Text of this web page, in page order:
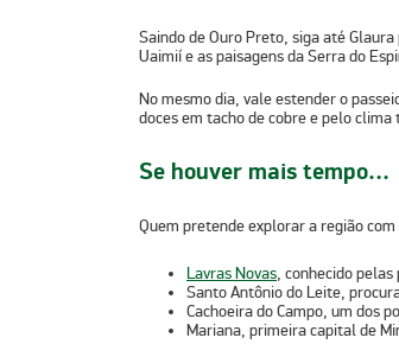
Saindo de Ouro Preto, siga até
Uaimií e as paisagens da Serra do
No mesmo dia, vale estender o
doces em tacho de cobre e pelo
Se houver mais tempo…
Quem pretende explorar a região
Lavras Novas, conhecido
Santo Antônio do Leite,
Cachoeira do Campo, um dos
Mariana, primeira capital de